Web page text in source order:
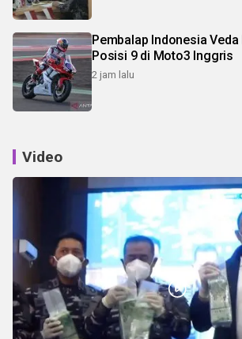
Pembalap Indonesia
Posisi 9 di Moto3 Inggris
2 jam lalu
Video